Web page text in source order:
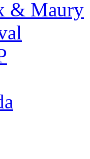
& Maury